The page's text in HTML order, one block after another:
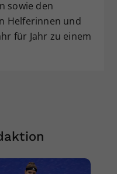
sowie den
Helferinnen und
für Jahr zu einem